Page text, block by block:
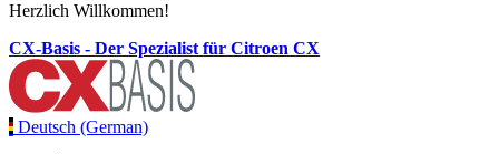
Herzlich Willkommen!
CX-Basis - Der Spezialist für Citroen CX
Deutsch (German)